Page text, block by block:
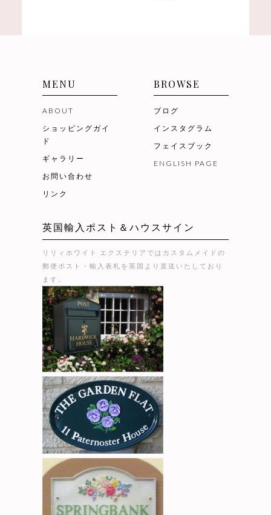
MENU
ABOUT
ショッピングガイ
ド
ギャラリー
お問い合わせ
リンク
BROWSE
ブログ
インスタグラム
フェイスブック
ENGLISH PAGE
英国輸入ポスト＆ハウスサイン
リリィホワイト エクステリアではカスタムメイドの
郵便ポスト・輸入表札を英国より直送いたしており
ます。